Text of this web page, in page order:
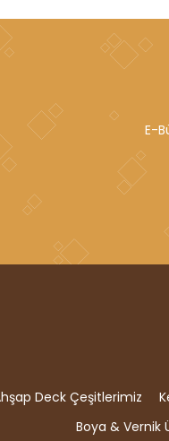
E-
Deck Çeşitlerimiz
Boya & Vernik